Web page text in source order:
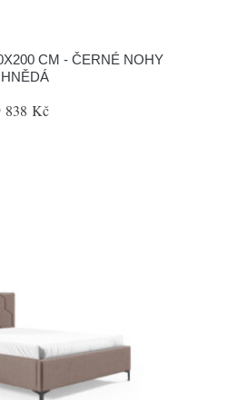
CM - ČERNÉ NOHY
HNĚDÁ
838 Kč